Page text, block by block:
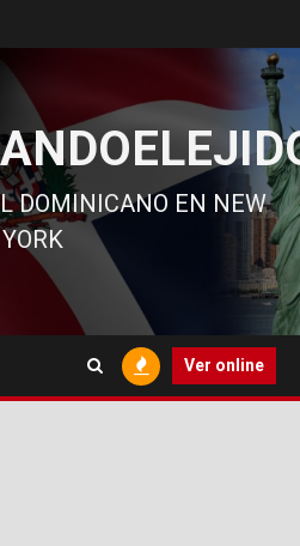
DOMINICANO EN NEW
YORK
Ver online